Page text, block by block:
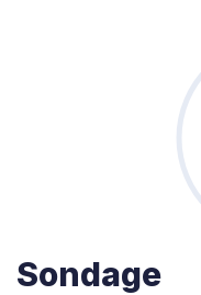
Sondage